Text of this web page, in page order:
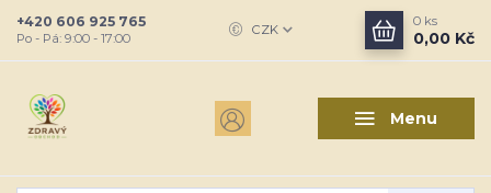
Menu
CZK
+420 606 925 765
Po - Pá: 9:00 - 17:00
0 ks
0,00 Kč